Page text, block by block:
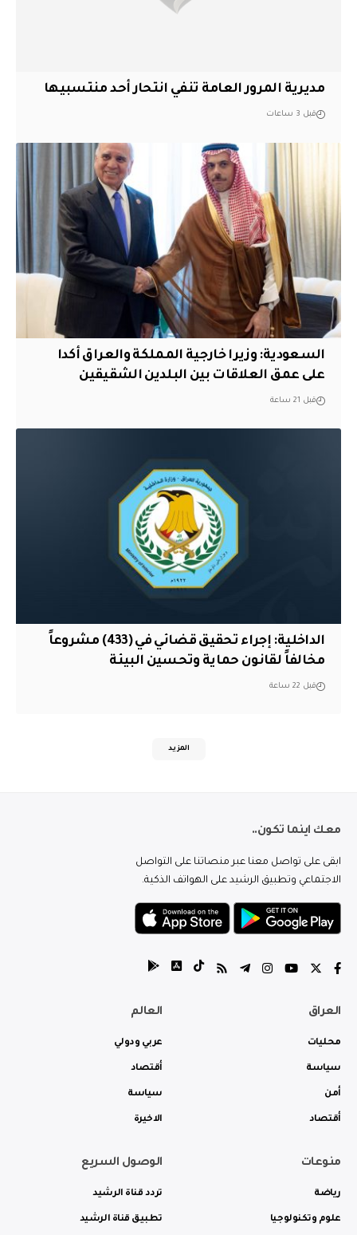
مديرية المرور العامة تنفي انتحار أحد منتسبيها
قبل 3 ساعات
السعودية: وزيرا خارجية المملكة والعراق أكدا
على عمق العلاقات بين البلدين الشقيقين
قبل 21 ساعة
الداخلية: إجراء تحقيق قضائي في (433) مشروعاً
مخالفاً لقانون حماية وتحسين البيئة
قبل 22 ساعة
المزيد
معك اينما تكون..
ابقى على تواصل معنا عبر منصاتنا على التواصل
الاجتماعي وتطبيق الرشيد على الهواتف الذكية.
العراق
محليات
سياسة
أمن
أقتصاد
العالم
عربي ودولي
أقتصاد
سياسة
الاخيرة
منوعات
رياضة
علوم وتكنولوجيا
الوصول السريع
تردد قناة الرشيد
تطبيق قناة الرشيد